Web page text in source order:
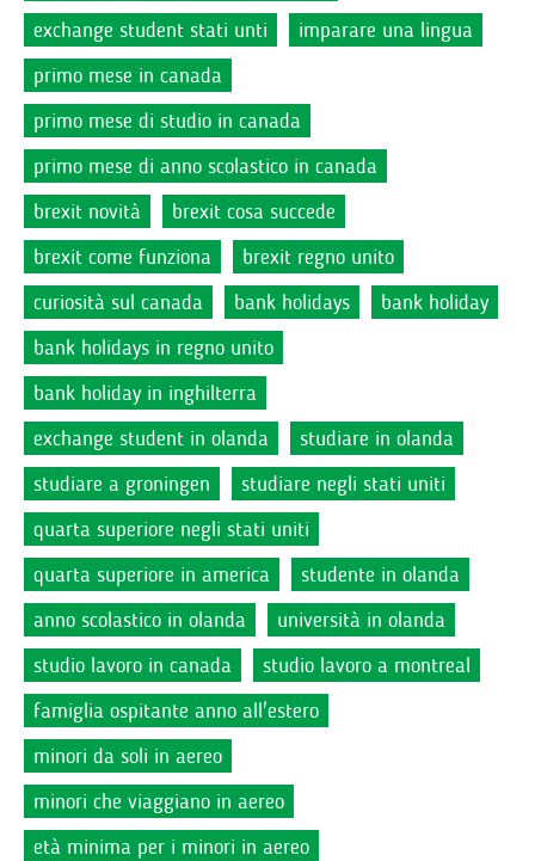
exchange student stati unti
imparare una lingua
primo mese in canada
primo mese di studio in canada
primo mese di anno scolastico in canada
brexit novità
brexit cosa succede
brexit come funziona
brexit regno unito
curiosità sul canada
bank holidays
bank holiday
bank holidays in regno unito
bank holiday in inghilterra
exchange student in olanda
studiare in olanda
studiare a groningen
studiare negli stati uniti
quarta superiore negli stati uniti
quarta superiore in america
studente in olanda
anno scolastico in olanda
università in olanda
studio lavoro in canada
studio lavoro a montreal
famiglia ospitante anno all'estero
minori da soli in aereo
minori che viaggiano in aereo
età minima per i minori in aereo